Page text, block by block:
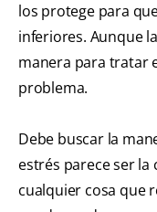
los protege para
inferiores. Aunque
manera para tratar
problema.
Debe buscar la
estrés parece ser
cualquier cosa que